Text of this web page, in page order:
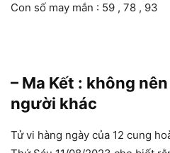
Con số may mắn : 59 , 78 , 93
– Ma Kết : không
người khác
Tử vi hàng ngày của 12 cung